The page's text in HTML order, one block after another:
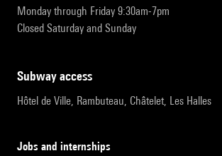
Monday through Friday 9:30am-7pm
Closed Saturday and Sunday
subway access
Hôtel de Ville, Rambuteau, Châtelet, Les Halles
Jobs and internships